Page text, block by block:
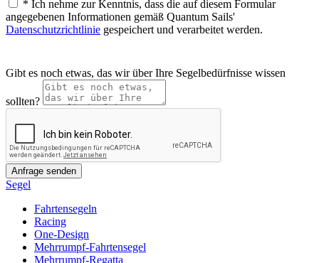
* Ich nehme zur Kenntnis, dass die auf diesem Formular
angegebenen Informationen gemäß Quantum Sails'
Datenschutzrichtlinie gespeichert und verarbeitet werden.
Gibt es noch etwas, das wir über Ihre Segelbedürfnisse wissen
sollten?
Segel
Fahrtensegeln
Racing
One-Design
Mehrrumpf-Fahrtensegel
Mehrrumpf-Regatta